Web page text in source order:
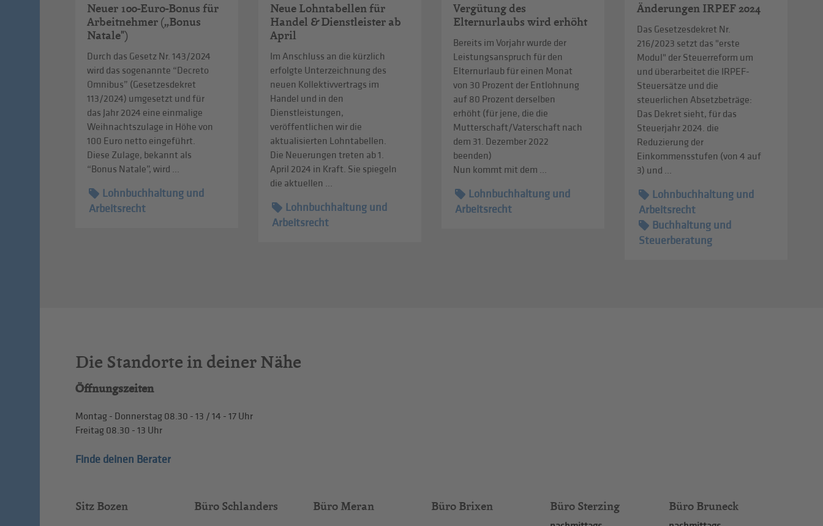
Neuer 100-Euro-Bonus für
Arbeitnehmer („Bonus
Natale")
Durch das Gesetz Nr. 143/2024
wird das sogenannte “Decreto
Omnibus” (Gesetzesdekret
113/2024) umgesetzt und für
das Jahr 2024 eine einmalige
Weihnachtszulage in Höhe von
100 Euro netto eingeführt.
Diese Zulage, bekannt als
“Bonus Natale”, wird ...
Lohnbuchhaltung und
Arbeitsrecht
Neue Lohntabellen für
Handel & Dienstleister ab
April
Im Anschluss an die kürzlich
erfolgte Unterzeichnung des
neuen Kollektivvertrags im
Handel und in den
Dienstleistungen,
veröffentlichen wir die
aktualisierten Lohntabellen.
Die Neuerungen treten ab 1.
April 2024 in Kraft. Sie spiegeln
die aktuellen ...
Lohnbuchhaltung und
Arbeitsrecht
Vergütung des
Elternurlaubs wird erhöht
Bereits im Vorjahr wurde der
Leistungsanspruch für den
Elternurlaub für einen Monat
von 30 Prozent der Entlohnung
auf 80 Prozent derselben
erhöht (für jene, die die
Mutterschaft/Vaterschaft nach
dem 31. Dezember 2022
beenden)
Nun kommt mit dem ...
Lohnbuchhaltung und
Arbeitsrecht
Änderungen IRPEF 2024
Das Gesetzesdekret Nr.
216/2023 setzt das "erste
Modul" der Steuerreform um
und überarbeitet die IRPEF-
Steuersätze und die
steuerlichen Absetzbeträge:
Das Dekret sieht, für das
Steuerjahr 2024. die
Reduzierung der
Einkommensstufen (von 4 auf
3) und ...
Lohnbuchhaltung und
Arbeitsrecht
Buchhaltung und
Steuerberatung
Die Standorte in deiner Nähe
Öffnungszeiten
Montag - Donnerstag 08.30 - 13 / 14 - 17 Uhr
Freitag 08.30 - 13 Uhr
Finde deinen Berater
Sitz Bozen Büro Schlanders Büro Meran Büro Brixen Büro Sterzing Büro Bruneck